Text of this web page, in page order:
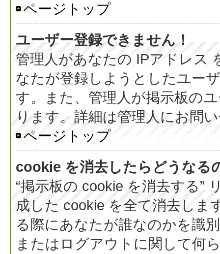
ページトップ
ユーザー登録できません！
管理人があなたの IPアドレス
なたが登録しようとしたユー
す。また、管理人が掲示板の
ります。詳細は管理人にお問
ページトップ
cookie を消去したらどうなる
“掲示板の cookie を消去する”
成した cookie を全て消去しま
る際にあなたが誰なのかを識
またはログアウトに関して何